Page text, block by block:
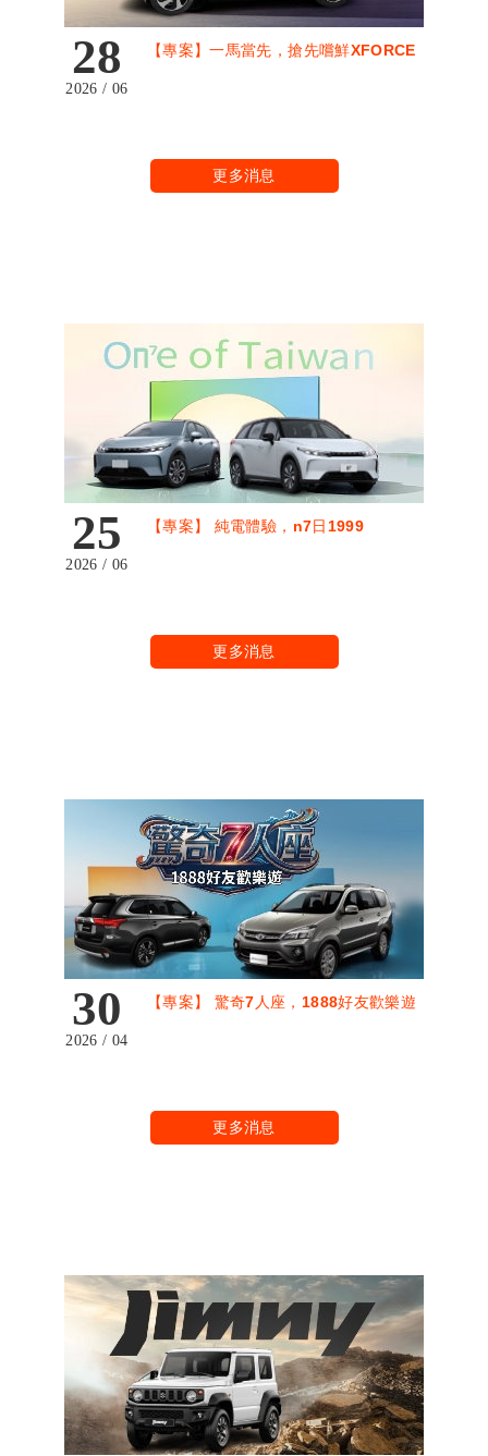
28
2026 / 06
【專案】一馬當先，搶先嚐鮮XFORCE
25
2026 / 06
【專案】 純電體驗，n7日1999
30
2026 / 04
【專案】 驚奇7人座，1888好友歡樂遊